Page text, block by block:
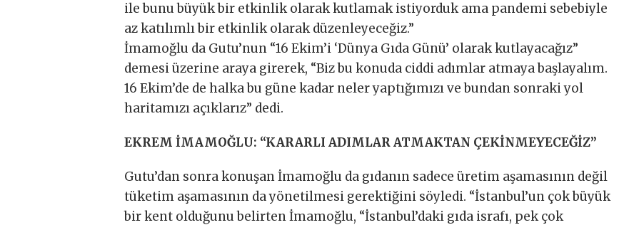
ile bunu büyük bir etkinlik olarak kutlamak istiyorduk ama pandemi sebebiyle
az katılımlı bir etkinlik olarak düzenleyeceğiz.”
İmamoğlu da Gutu’nun “16 Ekim’i ‘Dünya Gıda Günü’ olarak kutlayacağız”
demesi üzerine araya girerek, “Biz bu konuda ciddi adımlar atmaya başlayalım.
16 Ekim’de de halka bu güne kadar neler yaptığımızı ve bundan sonraki yol
haritamızı açıklarız” dedi.
EKREM İMAMOĞLU: “KARARLI ADIMLAR ATMAKTAN ÇEKİNMEYECEĞİZ”
Gutu’dan sonra konuşan İmamoğlu da gıdanın sadece üretim aşamasının değil
tüketim aşamasının da yönetilmesi gerektiğini söyledi. “İstanbul’un çok büyük
bir kent olduğunu belirten İmamoğlu, “İstanbul’daki gıda israfı, pek çok